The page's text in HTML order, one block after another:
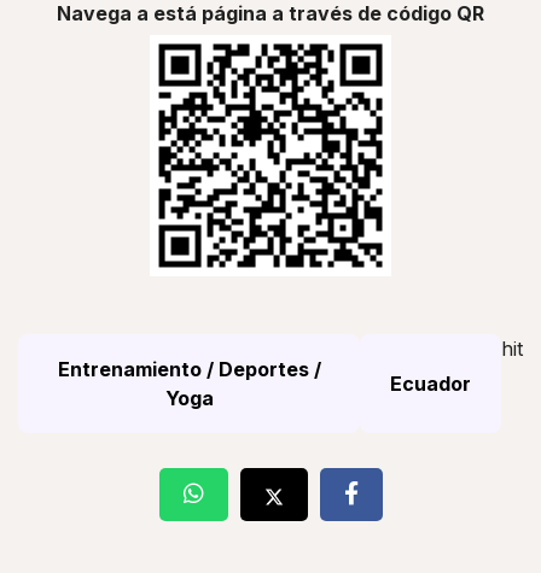
Navega a está página a través de código QR
Entrenamiento / Deportes /
Yoga
Ecuador
hit